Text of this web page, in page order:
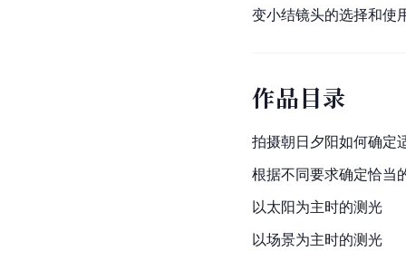
变小结镜头的选择和使
作品目录
拍摄朝日夕阳如何确定
根据不同要求确定恰当
以太阳为主时的测光
以场景为主时的测光